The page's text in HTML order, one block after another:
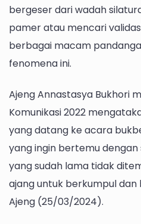
bergeser dari wadah
pamer atau mencari
berbagai macam
fenomena ini.
Ajeng Annastasya Bukhori
Komunikasi 2022
yang datang ke acara
yang ingin bertemu
yang sudah lama tidak
ajang untuk berkumpul
Ajeng (25/03/2024).